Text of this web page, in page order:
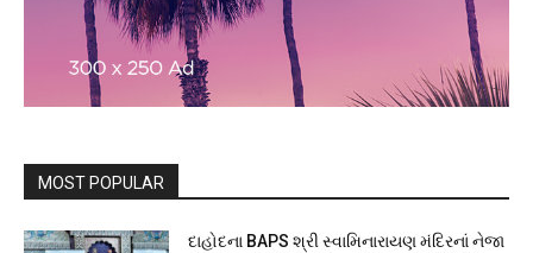
MOST POPULAR
દાહોદના BAPS શ્રી સ્વામિનારાયણ મંદિરનાં નેજા